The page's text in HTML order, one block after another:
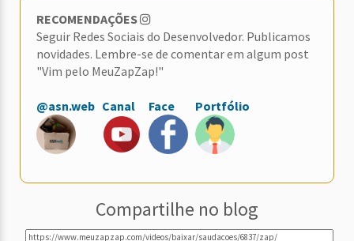
RECOMENDAÇÕES
Seguir Redes Sociais do Desenvolvedor. Publicamos
novidades. Lembre-se de comentar em algum post
"Vim pelo MeuZapZap!"
@asn.web Canal Face Portfólio
Compartilhe no blog